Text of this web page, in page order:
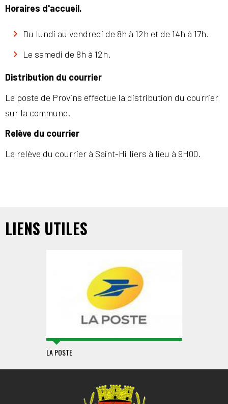
Horaires d'accueil.
Du lundi au vendredi de 8h à 12h et de 14h à 17h.
Le samedi de 8h à 12h.
Distribution du courrier
La poste de Provins effectue la distribution du courrier
sur la commune.
Relève du courrier
La relève du courrier à Saint-Hilliers à lieu à 9H00.
LIENS UTILES
LA POSTE